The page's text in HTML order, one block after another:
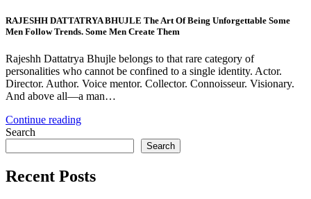
RAJESHH DATTATRYA BHUJLE The Art Of Being Unforgettable Some
Men Follow Trends. Some Men Create Them
Rajeshh Dattatrya Bhujle belongs to that rare category of
personalities who cannot be confined to a single identity. Actor.
Director. Author. Voice mentor. Collector. Connoisseur. Visionary.
And above all—a man…
Continue reading
Search
Search
Recent Posts